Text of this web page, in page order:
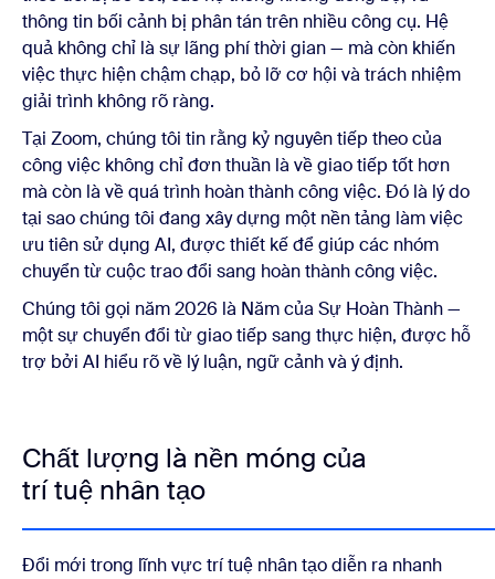
thông tin bối cảnh bị phân tán trên nhiều công cụ. Hệ
quả không chỉ là sự lãng phí thời gian — mà còn khiến
việc thực hiện chậm chạp, bỏ lỡ cơ hội và trách nhiệm
giải trình không rõ ràng.
Tại Zoom, chúng tôi tin rằng kỷ nguyên tiếp theo của
công việc không chỉ đơn thuần là về giao tiếp tốt hơn
mà còn là về quá trình hoàn thành công việc. Đó là lý do
tại sao chúng tôi đang xây dựng một nền tảng làm việc
ưu tiên sử dụng AI, được thiết kế để giúp các nhóm
chuyển từ cuộc trao đổi sang hoàn thành công việc.
Chúng tôi gọi năm 2026 là Năm của Sự Hoàn Thành —
một sự chuyển đổi từ giao tiếp sang thực hiện, được hỗ
trợ bởi AI hiểu rõ về lý luận, ngữ cảnh và ý định.
Chất lượng là nền móng của
trí tuệ nhân tạo
Đổi mới trong lĩnh vực trí tuệ nhân tạo diễn ra nhanh